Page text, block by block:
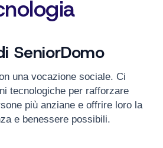
SeniorDomo
una vocazione sociale. Ci
tecnologiche per rafforzare
più anziane e offrire loro la
e benessere possibili.